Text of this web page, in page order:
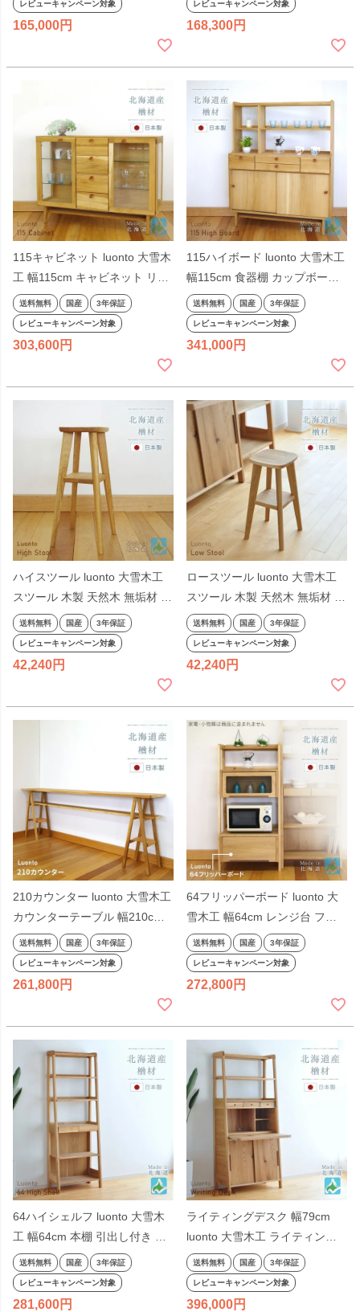
レビューキャンペーン対象
165,000
ュラル色 ナラ材 国産 日本製 北
レビューキャンペーン対象
168,300
115キャビネット luonto 大雪木
工 幅115cm キャビネット リビ
ング収納 ラック カウンター 引
出し付き 木製 天然木 ナチュラ
ル色 ナラ材 国産 日本製 北海道
送料無料 国産 3年保証
レビューキャンペーン対象
303,600
115ハイボード luonto 大雪木工
幅115cm 食器棚 カップボード
ダイニングボード おしゃれ 木
製 天然木 ナチュラル色 ナラ材
国産 日本製 北海道 高級
送料無料 国産 3年保証
レビューキャンペーン対象
341,000
ハイスツール luonto 大雪木工
スツール 木製 天然木 無垢材 ナ
チュラル色 ナラ材 国産 日本製
無垢材 北海道 高級
送料無料 国産 3年保証
レビューキャンペーン対象
42,240
ロースツール luonto 大雪木工
スツール 木製 天然木 無垢材 ナ
チュラル色 ナラ材 無垢材 国産
日本製 北海道 高級
送料無料 国産 3年保証
レビューキャンペーン対象
42,240
210カウンター luonto 大雪木工
カウンターテーブル 幅210cm
高さ85cm 木製 天然木 ナチュ
ラル色 ナラ材 国産 日本製 北海
道 無垢材 高級
送料無料 国産 3年保証
レビューキャンペーン対象
261,800
64フリッパーボード luonto 大
雪木工 幅64cm レンジ台 フラ
ップ扉 キッチン収納棚 レンジ
ボード 引出し付き 天然木 ナチ
ュラル色 ナラ材 国産 日本製 北
送料無料 国産 3年保証
レビューキャンペーン対象
272,800
64ハイシェルフ luonto 大雪木
工 幅64cm 本棚 引出し付き オ
ープンシェルフ オープンラック
木製 天然木 書棚 ナチュラル色
ナラ材 国産 日本製 無垢材 北海
送料無料 国産 3年保証
レビューキャンペーン対象
281,600
ライティングデスク 幅79cm
luonto 大雪木工 ライティング
ビューロー 天然木 79ライティ
ングシェルフ 省スペース 北海
道産 ナラ材 おしゃれ ナチュラ
送料無料 国産 3年保証
レビューキャンペーン対象
396,000